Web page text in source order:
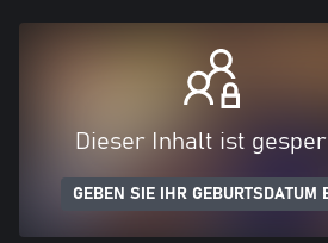
Dieser Inhalt ist
GEBEN SIE IHR GEBURTSDATUM